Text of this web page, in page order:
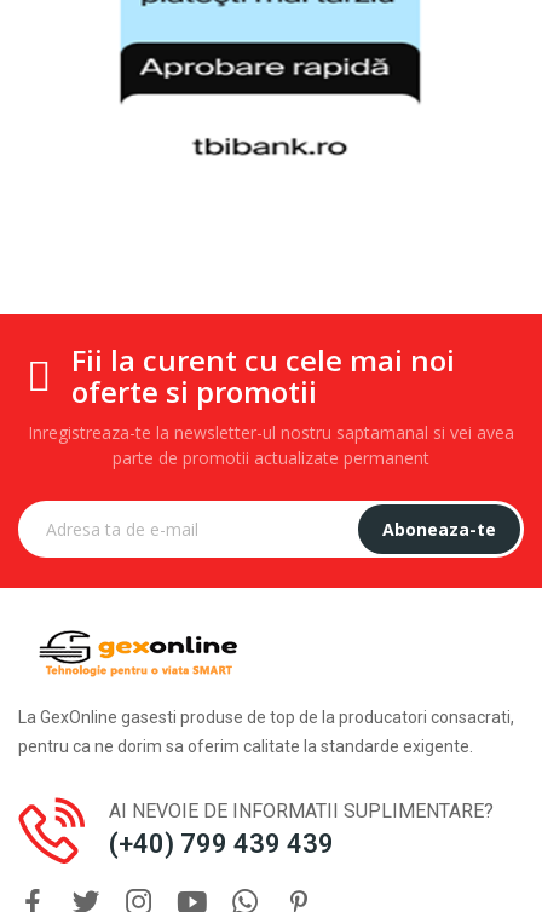
Fii la curent cu cele mai noi
oferte si promotii
Inregistreaza-te la newsletter-ul nostru saptamanal si vei avea
parte de promotii actualizate permanent
Aboneaza-te
La GexOnline gasesti produse de top de la producatori consacrati,
pentru ca ne dorim sa oferim calitate la standarde exigente.
AI NEVOIE DE INFORMATII SUPLIMENTARE?
(+40) 799 439 439